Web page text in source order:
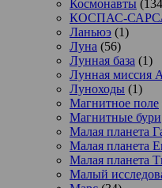
Космонавты
КОСПАС-
Ланьюэ (1)
Луна (56)
Лунная база (1)
Лунная миссия
Луноходы (1)
Магнитное поле
Магнитные бури
Малая планета
Малая планета
Малая планета
Малый